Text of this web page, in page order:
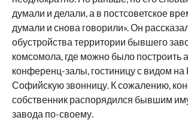
думали и делали, а в постсоветское
думали и снова говорили». Он
обустройства территории бывшего
комсомола, где можно было построить
конференц-залы, гостиницу с видом на
Софийскую звонницу. К сожалению,
собственник распорядился бывшим
завода по-своему.